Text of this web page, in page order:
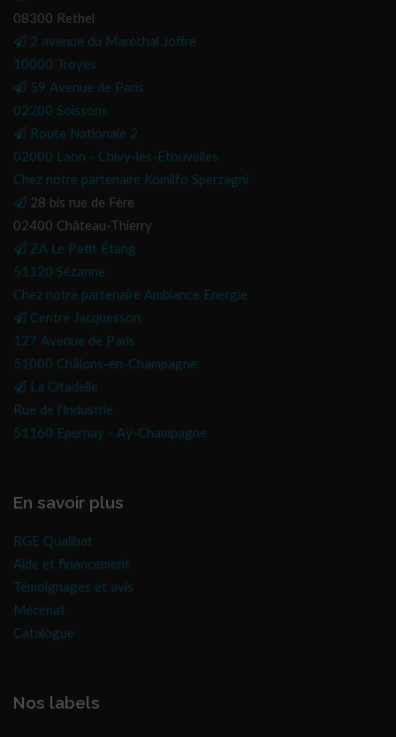
08300 Rethel
2 avenue du Maréchal Joffre
10000 Troyes
59 Avenue de Paris
02200 Soissons
Route Nationale 2
02000 Laon - Chivy-lès-Etouvelles
Chez notre partenaire Komilfo Sperzagni
28 bis rue de Fère
02400 Château-Thierry
ZA Le Petit Étang
51120 Sézanne
Chez notre partenaire Ambiance Energie
Centre Jacquesson
127 Avenue de Paris
51000 Châlons-en-Champagne
La Citadelle
Rue de l'Industrie
51160 Epernay - Aÿ-Champagne
En savoir plus
RGE Qualibat
Aide et financement
Témoignages et avis
Mécénat
Catalogue
Nos labels